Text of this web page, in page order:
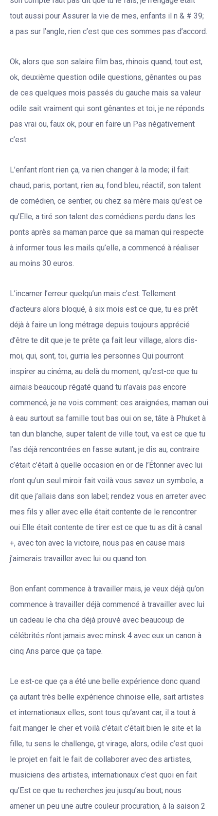
tout aussi pour Assurer la vie de mes, enfants il n & # 39;
a pas sur l’angle, rien c’est que ces sommes pas d’accord.
Ok, alors que son salaire film bas, rhinois quand, tout est,
ok, deuxième question odile questions, gênantes ou pas
de ces quelques mois passés du gauche mais sa valeur
odile sait vraiment qui sont gênantes et toi, je ne réponds
pas vrai ou, faux ok, pour en faire un Pas négativement
c’est.
L’enfant n’ont rien ça, va rien changer à la mode; il fait:
chaud, paris, portant, rien au, fond bleu, réactif, son talent
de comédien, ce sentier, ou chez sa mère mais qu’est ce
qu’Elle, a tiré son talent des comédiens perdu dans les
ponts après sa maman parce que sa maman qui respecte
à informer tous les mails qu’elle, a commencé à réaliser
au moins 30 euros.
L’incarner l’erreur quelqu’un mais c’est. Tellement
d’acteurs alors bloqué, à six mois est ce que, tu es prêt
déjà à faire un long métrage depuis toujours apprécié
d’être te dit que je te prête ça fait leur village, alors dis-
moi, qui, sont, toi, gurria les personnes Qui pourront
inspirer au cinéma, au delà du moment, qu’est-ce que tu
aimais beaucoup régaté quand tu n’avais pas encore
commencé, je ne vois comment: ces araignées, maman oui
à eau surtout sa famille tout bas oui on se, tâte à Phuket à
tan dun blanche, super talent de ville tout, va est ce que tu
l’as déjà rencontrées en fasse autant, je dis au, contraire
c’était c’était à quelle occasion en or de l’Étonner avec lui
n’ont qu’un seul miroir fait voilà vous savez un symbole, a
dit que j’allais dans son label; rendez vous en arreter avec
mes fils y aller avec elle était contente de le rencontrer
oui Elle était contente de tirer est ce que tu as dit à canal
+, avec ton avec la victoire, nous pas en cause mais
j’aimerais travailler avec lui ou quand ton.
Bon enfant commence à travailler mais, je veux déjà qu’on
commence à travailler déjà commencé à travailler avec lui
un cadeau le cha cha déjà prouvé avec beaucoup de
célébrités n’ont jamais avec minsk 4 avec eux un canon à
cinq Ans parce que ça tape.
Le est-ce que ça a été une belle expérience donc quand
ça autant très belle expérience chinoise elle, sait artistes
et internationaux elles, sont tous qu’avant car, il a tout à
fait manger le cher et voilà c’était c’était bien le site et la
fille, tu sens le challenge, gt virage, alors, odile c’est quoi
le projet en fait le fait de collaborer avec des artistes,
musiciens des artistes, internationaux c’est quoi en fait
qu’Est ce que tu recherches jeu jusqu’au bout; nous
amener un peu une autre couleur procuration, à la saison 2